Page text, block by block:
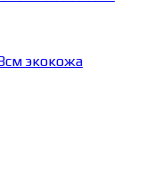
экокожа